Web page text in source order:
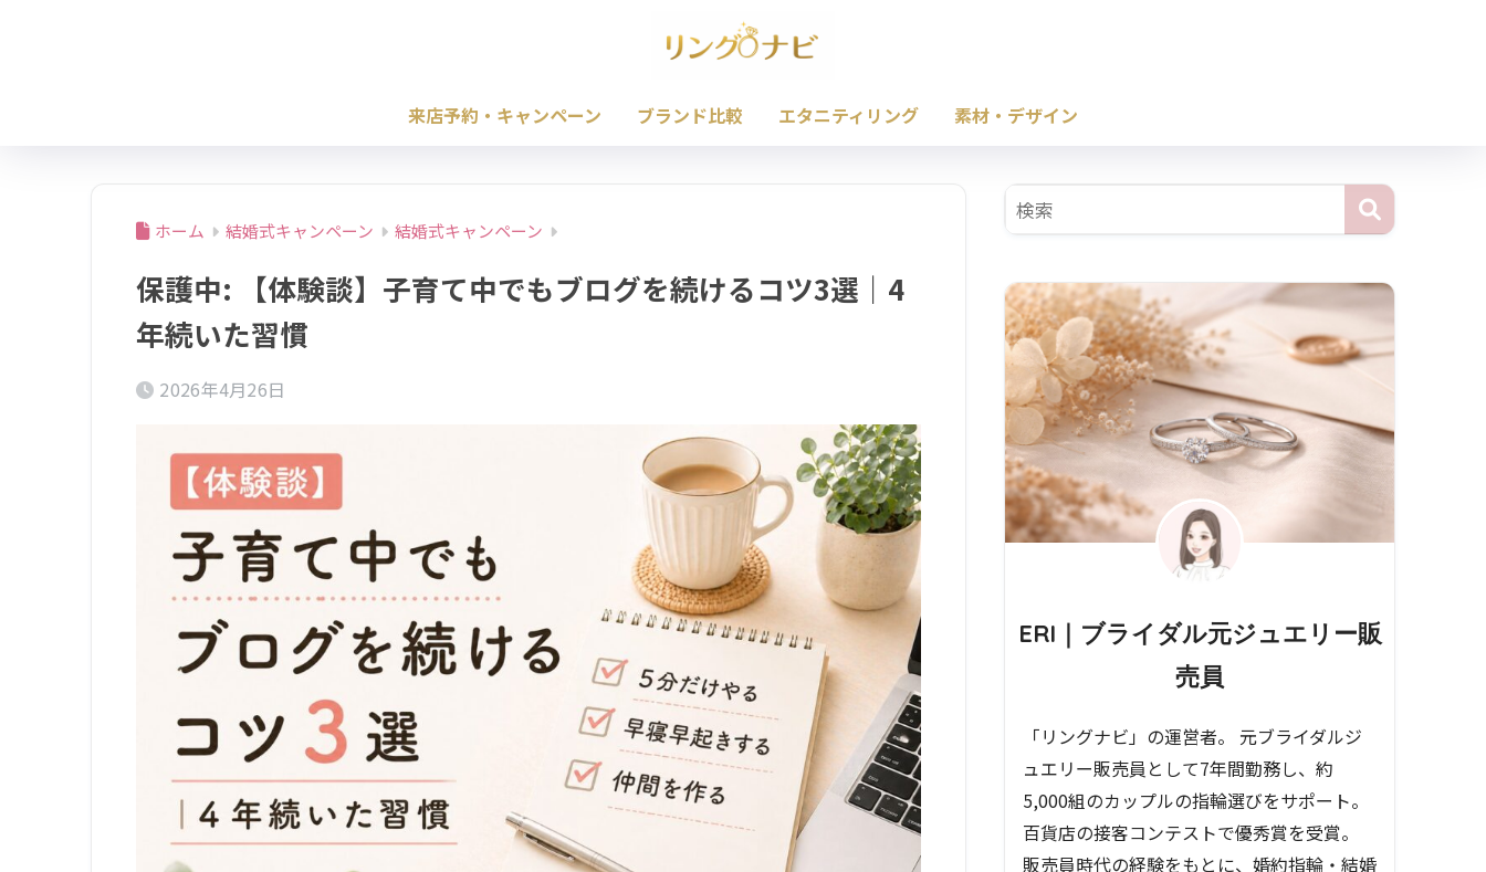
来店予約・キャンペーン ブランド比較 エタニティリング 素材・デザイン
ホーム 結婚式キャンペーン 結婚式キャンペーン
保護中: 【体験談】子育て中でもブログを続けるコツ3選｜4
年続いた習慣
2026年4月26日
ERI｜ブライダル元ジュエリー販
売員
「リングナビ」の運営者。 元ブライダルジ
ュエリー販売員として7年間勤務し、約
5,000組のカップルの指輪選びをサポート。
百貨店の接客コンテストで優秀賞を受賞。
販売員時代の経験をもとに、婚約指輪・結婚